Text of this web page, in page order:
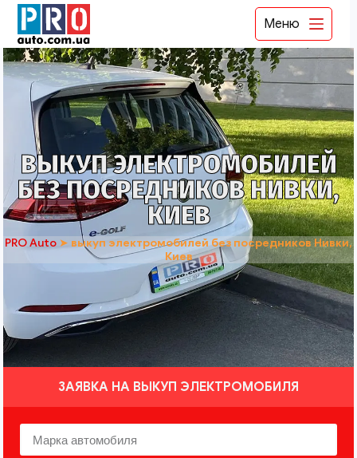
Меню
ВЫКУП ЭЛЕКТРОМОБИЛЕЙ
БЕЗ ПОСРЕДНИКОВ НИВКИ,
КИЕВ
PRO Auto ➤ выкуп электромобилей без посредников Нивки,
Киев
ЗАЯВКА НА ВЫКУП ЭЛЕКТРОМОБИЛЯ